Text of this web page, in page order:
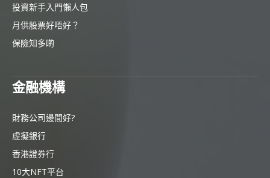
投資新手入門懶人包
月供股票好唔好？
保險知多啲
金融機構
財務公司邊間好?
虛擬銀行
香港證券行
10大NFT平台